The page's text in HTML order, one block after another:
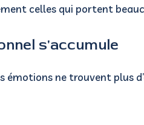
celles qui portent
s'accumule
émotions ne trouvent plus